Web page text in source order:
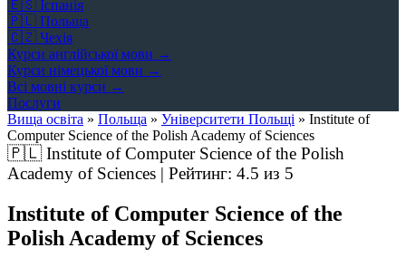
🇪🇸 Іспанія
🇵🇱 Польща
🇨🇿 Чехія
Курси англійської мови →
Курси німецької мови →
Всі мовні курси →
Послуги
Вища освіта » Польща » Університети Польщі » Institute of
Computer Science of the Polish Academy of Sciences
🇵🇱Institute of Computer Science of the Polish
Academy of Sciences | Рейтинг: 4.5 из 5
Institute of Computer Science of the
Polish Academy of Sciences